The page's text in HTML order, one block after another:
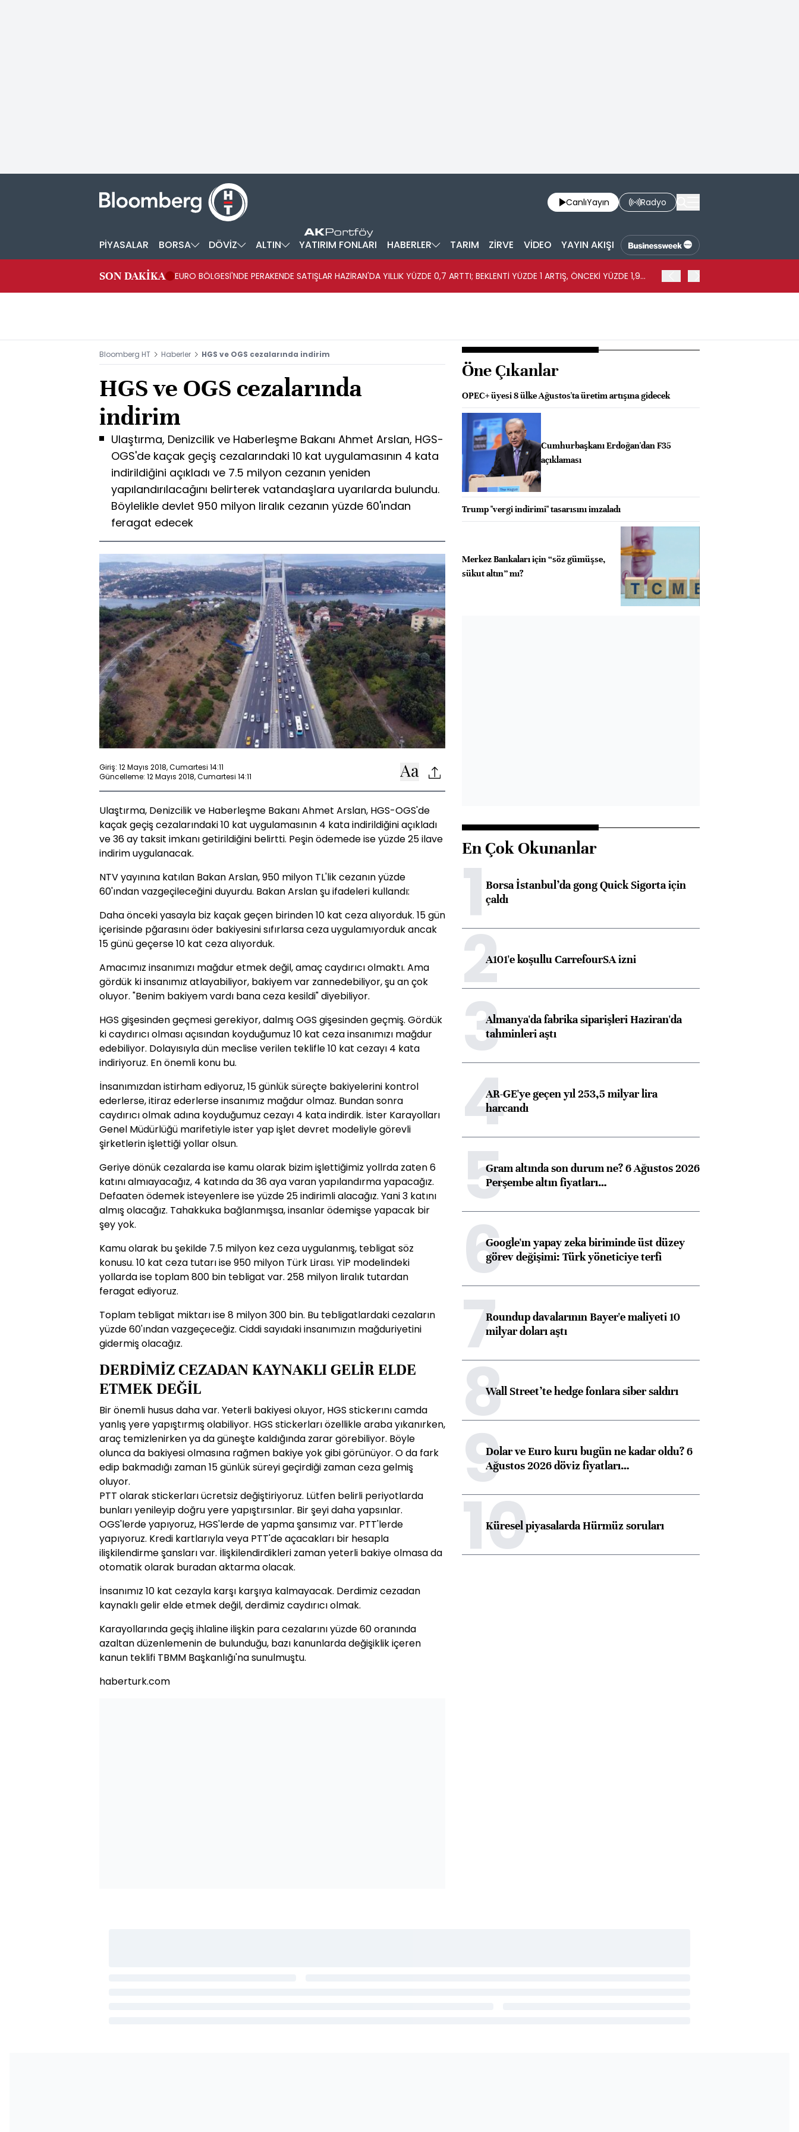
CanlıYayın Radyo
PİYASALAR BORSA DÖVİZ ALTIN YATIRIM FONLARI HABERLER TARIM ZİRVE VİDEO YAYIN AKIŞI
SON DAKİKA
EURO BÖLGESİ'NDE PERAKENDE SATIŞLAR HAZİRAN'DA YILLIK YÜZDE 0,7 ARTTI; BEKLENTİ YÜZDE 1 ARTIŞ, ÖNCEKİ YÜZDE 1,9
Bloomberg HT Haberler HGS ve OGS cezalarında indirim
HGS ve OGS cezalarında
indirim
Ulaştırma, Denizcilik ve Haberleşme Bakanı Ahmet Arslan, HGS-
OGS'de kaçak geçiş cezalarındaki 10 kat uygulamasının 4 kata
indirildiğini açıkladı ve 7.5 milyon cezanın yeniden
yapılandırılacağını belirterek vatandaşlara uyarılarda bulundu.
Böylelikle devlet 950 milyon liralık cezanın yüzde 60'ından
feragat edecek
Giriş: 12 Mayıs 2018, Cumartesi 14:11
Güncelleme: 12 Mayıs 2018, Cumartesi 14:11
Ulaştırma, Denizcilik ve Haberleşme Bakanı Ahmet Arslan, HGS-OGS'de
kaçak geçiş cezalarındaki 10 kat uygulamasının 4 kata indirildiğini açıkladı
ve 36 ay taksit imkanı getirildiğini belirtti. Peşin ödemede ise yüzde 25 ilave
indirim uygulanacak.
NTV yayınına katılan Bakan Arslan, 950 milyon TL'lik cezanın yüzde
60'ından vazgeçileceğini duyurdu. Bakan Arslan şu ifadeleri kullandı:
Daha önceki yasayla biz kaçak geçen birinden 10 kat ceza alıyorduk. 15 gün
içerisinde pğarasını öder bakiyesini sıfırlarsa ceza uygulamıyorduk ancak
15 günü geçerse 10 kat ceza alıyorduk.
Amacımız insanımızı mağdur etmek değil, amaç caydırıcı olmaktı. Ama
gördük ki insanımız atlayabiliyor, bakiyem var zannedebiliyor, şu an çok
oluyor. "Benim bakiyem vardı bana ceza kesildi" diyebiliyor.
HGS gişesinden geçmesi gerekiyor, dalmış OGS gişesinden geçmiş. Gördük
ki caydırıcı olması açısından koyduğumuz 10 kat ceza insanımızı mağdur
edebiliyor. Dolayısıyla dün meclise verilen teklifle 10 kat cezayı 4 kata
indiriyoruz. En önemli konu bu.
İnsanımızdan istirham ediyoruz, 15 günlük süreçte bakiyelerini kontrol
ederlerse, itiraz ederlerse insanımız mağdur olmaz. Bundan sonra
caydırıcı olmak adına koyduğumuz cezayı 4 kata indirdik. İster Karayolları
Genel Müdürlüğü marifetiyle ister yap işlet devret modeliyle görevli
şirketlerin işlettiği yollar olsun.
Geriye dönük cezalarda ise kamu olarak bizim işlettiğimiz yollrda zaten 6
katını almıayacağız, 4 katında da 36 aya varan yapılandırma yapacağız.
Defaaten ödemek isteyenlere ise yüzde 25 indirimli alacağız. Yani 3 katını
almış olacağız. Tahakkuka bağlanmışsa, insanlar ödemişse yapacak bir
şey yok.
Kamu olarak bu şekilde 7.5 milyon kez ceza uygulanmış, tebligat söz
konusu. 10 kat ceza tutarı ise 950 milyon Türk Lirası. YİP modelindeki
yollarda ise toplam 800 bin tebligat var. 258 milyon liralık tutardan
feragat ediyoruz.
Toplam tebligat miktarı ise 8 milyon 300 bin. Bu tebligatlardaki cezaların
yüzde 60'ından vazgeçeceğiz. Ciddi sayıdaki insanımızın mağduriyetini
gidermiş olacağız.
DERDİMİZ CEZADAN KAYNAKLI GELİR ELDE
ETMEK DEĞİL
Bir önemli husus daha var. Yeterli bakiyesi oluyor, HGS stickerını camda
yanlış yere yapıştırmış olabiliyor. HGS stickerları özellikle araba yıkanırken,
araç temizlenirken ya da güneşte kaldığında zarar görebiliyor. Böyle
olunca da bakiyesi olmasına rağmen bakiye yok gibi görünüyor. O da fark
edip bakmadığı zaman 15 günlük süreyi geçirdiği zaman ceza gelmiş
oluyor.
PTT olarak stickerları ücretsiz değiştiriyoruz. Lütfen belirli periyotlarda
bunları yenileyip doğru yere yapıştırsınlar. Bir şeyi daha yapsınlar.
OGS'lerde yapıyoruz, HGS'lerde de yapma şansımız var. PTT'lerde
yapıyoruz. Kredi kartlarıyla veya PTT'de açacakları bir hesapla
ilişkilendirme şansları var. İlişkilendirdikleri zaman yeterli bakiye olmasa da
otomatik olarak buradan aktarma olacak.
İnsanımız 10 kat cezayla karşı karşıya kalmayacak. Derdimiz cezadan
kaynaklı gelir elde etmek değil, derdimiz caydırıcı olmak.
Karayollarında geçiş ihlaline ilişkin para cezalarını yüzde 60 oranında
azaltan düzenlemenin de bulunduğu, bazı kanunlarda değişiklik içeren
kanun teklifi TBMM Başkanlığı'na sunulmuştu.
haberturk.com
Öne Çıkanlar
OPEC+ üyesi 8 ülke Ağustos'ta üretim artışına gidecek
Cumhurbaşkanı Erdoğan'dan F35
açıklaması
Trump "vergi indirimi" tasarısını imzaladı
Merkez Bankaları için “söz gümüşse,
sükut altın” mı?
En Çok Okunanlar
1Borsa İstanbul’da gong Quick Sigorta için
çaldı
2A101'e koşullu CarrefourSA izni
3Almanya'da fabrika siparişleri Haziran'da
tahminleri aştı
4AR-GE'ye geçen yıl 253,5 milyar lira
harcandı
5Gram altında son durum ne? 6 Ağustos 2026
Perşembe altın fiyatları…
6Google'ın yapay zeka biriminde üst düzey
görev değişimi: Türk yöneticiye terfi
7Roundup davalarının Bayer'e maliyeti 10
milyar doları aştı
8Wall Street’te hedge fonlara siber saldırı
9Dolar ve Euro kuru bugün ne kadar oldu? 6
Ağustos 2026 döviz fiyatları…
10
Küresel piyasalarda Hürmüz soruları